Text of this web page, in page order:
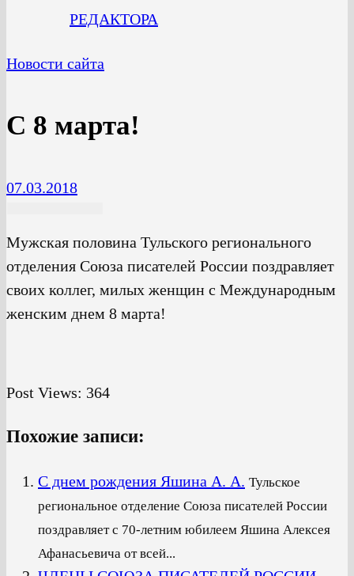
РЕДАКТОРА
Новости сайта
С 8 марта!
07.03.2018
Мужская половина Тульского регионального
отделения Союза писателей России поздравляет
своих коллег, милых женщин с Международным
женским днем 8 марта!
Post Views: 364
Похожие записи:
С днем рождения Яшина А. А. Тульское
региональное отделение Союза писателей России
поздравляет с 70-летним юбилеем Яшина Алексея
Афанасьевича от всей...